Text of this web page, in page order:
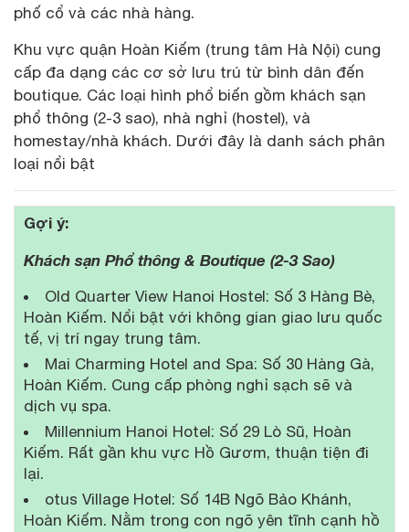
phố cổ và các nhà hàng.
Khu vực quận Hoàn Kiếm (trung tâm Hà Nội) cung
cấp đa dạng các cơ sở lưu trú từ bình dân đến
boutique. Các loại hình phổ biến gồm khách sạn
phổ thông (2-3 sao), nhà nghỉ (hostel), và
homestay/nhà khách. Dưới đây là danh sách phân
loại nổi bật
Gợi ý:
Khách sạn Phổ thông & Boutique (2-3 Sao)
Old Quarter View Hanoi Hostel: Số 3 Hàng Bè,
Hoàn Kiếm. Nổi bật với không gian giao lưu quốc
tế, vị trí ngay trung tâm.
Mai Charming Hotel and Spa: Số 30 Hàng Gà,
Hoàn Kiếm. Cung cấp phòng nghỉ sạch sẽ và
dịch vụ spa.
Millennium Hanoi Hotel: Số 29 Lò Sũ, Hoàn
Kiếm. Rất gần khu vực Hồ Gươm, thuận tiện đi
lại.
otus Village Hotel: Số 14B Ngõ Bảo Khánh,
Hoàn Kiếm. Nằm trong con ngõ yên tĩnh cạnh hồ